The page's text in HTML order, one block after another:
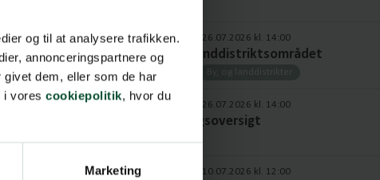
og til at analysere trafikken.
annonceringspartnere og
dem, eller som de har
i vores cookiepolitik, hvor du
Marketing
Opdateret: 26.07.2026 kl. 14:00
Byer- og Landdistriktsområdet
Ordførere By, og landdistrikter
Opdateret: 26.07.2026 kl. 14:00
Fuld udvalgsoversigt
Opdateret: 10.07.2026 kl. 12:00